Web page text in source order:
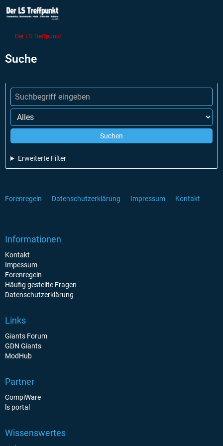
Der LS Treffpunkt
Suche
Suchen
Erweiterte Filter
Forenregeln Datenschutzerklärung Impressum Kontakt
Informationen
Kontakt
Impessum
Forenregeln
Häufig gestellte Fragen
Datenschutzerklärung
Links
Giants Forum
GDN Giants
ModHub
Partner
CompiWare
ls portal
Wissenswertes